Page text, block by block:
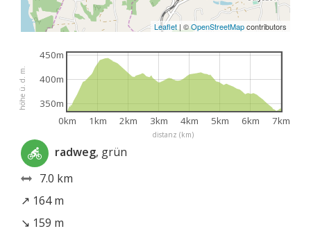
Leaflet | ©OpenStreetMapcontributors
distanz (km)
höhe ü. d. m.
0km 1km 2km 3km 4km 5km 6km 7km
350m
400m
450m
radweg, grün
7.0 km
↗ 164 m
↘ 159 m